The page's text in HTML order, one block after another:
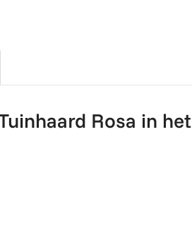
Rosa in het